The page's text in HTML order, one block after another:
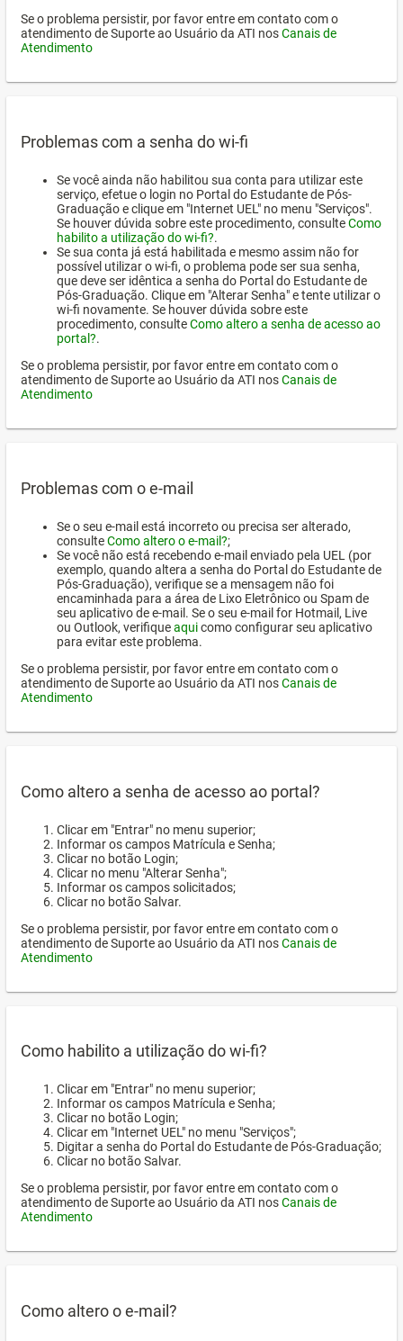
Se o problema persistir, por favor entre em contato com o
atendimento de Suporte ao Usuário da ATI nosCanais de
Atendimento
Problemas com a senha do wi-fi
Se você ainda não habilitou sua conta para utilizar este
serviço, efetue o login no Portal do Estudante de Pós-
Graduação e clique em "Internet UEL" no menu "Serviços".
Se houver dúvida sobre este procedimento, consulteComo
habilito a utilização do wi-fi?.
Se sua conta já está habilitada e mesmo assim não for
possível utilizar o wi-fi, o problema pode ser sua senha,
que deve ser idêntica a senha do Portal do Estudante de
Pós-Graduação. Clique em "Alterar Senha" e tente utilizar o
wi-fi novamente. Se houver dúvida sobre este
procedimento, consulteComo altero a senha de acesso ao
portal?.
Se o problema persistir, por favor entre em contato com o
atendimento de Suporte ao Usuário da ATI nosCanais de
Atendimento
Problemas com o e-mail
Se o seu e-mail está incorreto ou precisa ser alterado,
consulteComo altero o e-mail?;
Se você não está recebendo e-mail enviado pela UEL (por
exemplo, quando altera a senha do Portal do Estudante de
Pós-Graduação), verifique se a mensagem não foi
encaminhada para a área de Lixo Eletrônico ou Spam de
seu aplicativo de e-mail. Se o seu e-mail for Hotmail, Live
ou Outlook, verifiqueaquicomo configurar seu aplicativo
para evitar este problema.
Se o problema persistir, por favor entre em contato com o
atendimento de Suporte ao Usuário da ATI nosCanais de
Atendimento
Como altero a senha de acesso ao portal?
Clicar em "Entrar" no menu superior;
Informar os campos Matrícula e Senha;
Clicar no botão Login;
Clicar no menu "Alterar Senha";
Informar os campos solicitados;
Clicar no botão Salvar.
Se o problema persistir, por favor entre em contato com o
atendimento de Suporte ao Usuário da ATI nosCanais de
Atendimento
Como habilito a utilização do wi-fi?
Clicar em "Entrar" no menu superior;
Informar os campos Matrícula e Senha;
Clicar no botão Login;
Clicar em "Internet UEL" no menu "Serviços";
Digitar a senha do Portal do Estudante de Pós-Graduação;
Clicar no botão Salvar.
Se o problema persistir, por favor entre em contato com o
atendimento de Suporte ao Usuário da ATI nosCanais de
Atendimento
Como altero o e-mail?